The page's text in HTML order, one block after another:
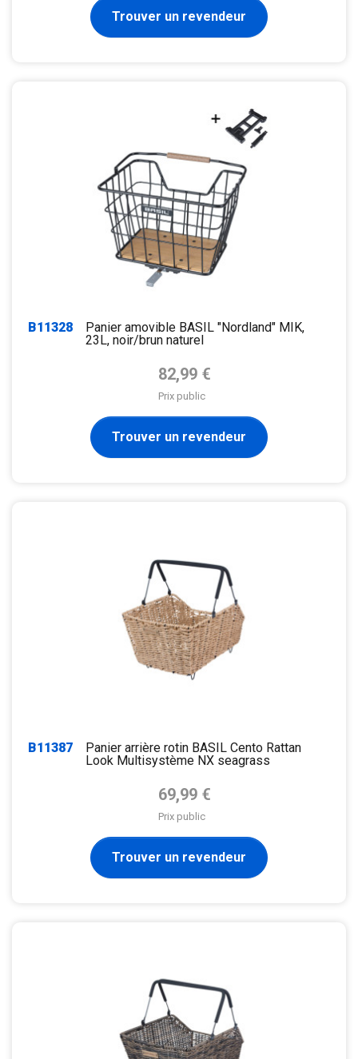
Trouver un revendeur
B11328
Panier amovible BASIL "Nordland" MIK,
23L, noir/brun naturel
Prix de base
82,99 €
Prix public
Trouver un revendeur
B11387
Panier arrière rotin BASIL Cento Rattan
Look Multisystème NX seagrass
Prix de base
69,99 €
Prix public
Trouver un revendeur